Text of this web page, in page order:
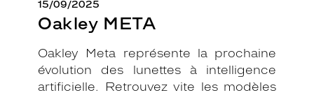
15/09/2025
Oakley META
Oakley Meta représente la prochaine
évolution des lunettes à intelligence
artificielle. Retrouvez vite les modèles